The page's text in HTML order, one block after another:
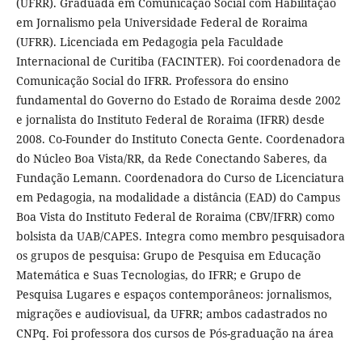
(UFRR). Graduada em Comunicação Social com Habilitação
em Jornalismo pela Universidade Federal de Roraima
(UFRR). Licenciada em Pedagogia pela Faculdade
Internacional de Curitiba (FACINTER). Foi coordenadora de
Comunicação Social do IFRR. Professora do ensino
fundamental do Governo do Estado de Roraima desde 2002
e jornalista do Instituto Federal de Roraima (IFRR) desde
2008. Co-Founder do Instituto Conecta Gente. Coordenadora
do Núcleo Boa Vista/RR, da Rede Conectando Saberes, da
Fundação Lemann. Coordenadora do Curso de Licenciatura
em Pedagogia, na modalidade a distância (EAD) do Campus
Boa Vista do Instituto Federal de Roraima (CBV/IFRR) como
bolsista da UAB/CAPES. Integra como membro pesquisadora
os grupos de pesquisa: Grupo de Pesquisa em Educação
Matemática e Suas Tecnologias, do IFRR; e Grupo de
Pesquisa Lugares e espaços contemporâneos: jornalismos,
migrações e audiovisual, da UFRR; ambos cadastrados no
CNPq. Foi professora dos cursos de Pós-graduação na área